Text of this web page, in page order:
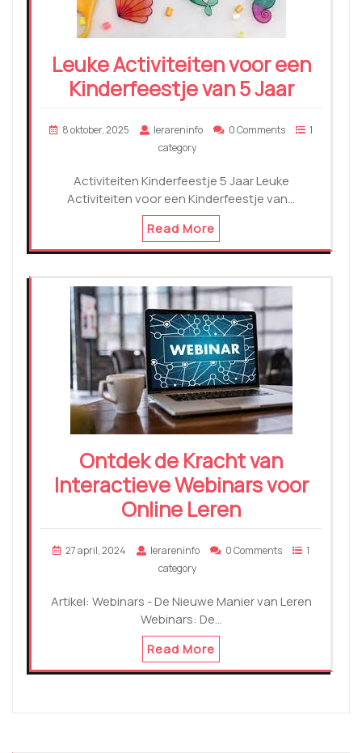
Leuke Activiteiten voor een
Kinderfeestje van 5 Jaar
8 oktober, 2025 lerareninfo 0 Comments
1
category
Activiteiten Kinderfeestje 5 Jaar Leuke
Activiteiten voor een Kinderfeestje van…
Read More
Ontdek de Kracht van
Interactieve Webinars voor
Online Leren
27 april, 2024 lerareninfo 0 Comments
1
category
Artikel: Webinars - De Nieuwe Manier van Leren
Webinars: De…
Read More